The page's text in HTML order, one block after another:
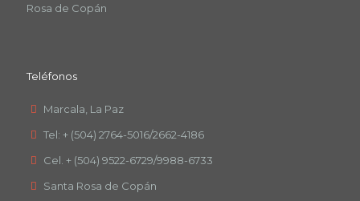
Rosa de Copán
Teléfonos
Marcala, La Paz
Tel: + (504) 2764-5016/2662-4186
Cel. + (504) 9522-6729/9988-6733
Santa Rosa de Copán